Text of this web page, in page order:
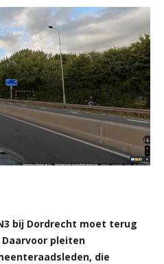
bij Dordrecht moet terug
pleiten
die